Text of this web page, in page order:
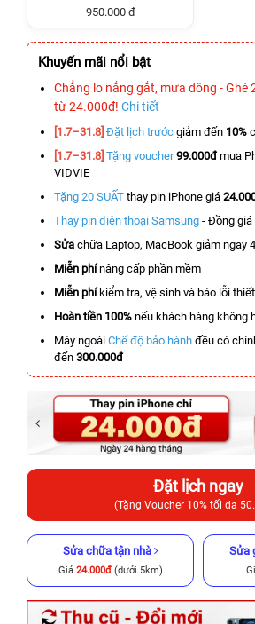
950.000 đ
Khuyến mãi nổi bật
Chẳng lo nắng gắt, mưa dông - Ghé
từ 24.000đ! Chi tiết
[1.7–31.8] Đặt lịch trước giảm đến 10%
[1.7–31.8] Tặng voucher 99.000đmua
VIDVIE
Tặng 20 SUẤT thay pin iPhone giá
Thay pin điện thoại Samsung - Đồng giá
Sửa chữa Laptop, MacBook giảm ngay
Miễn phínâng cấp phần mềm
Miễn phíkiểm tra, vệ sinh và báo lỗi
Hoàn tiền 100% nếu khách hàng không
Máy ngoài Chế độ bảo hành đều có
đến 300.000đ
Đặt lịch ngay
(Tặng Voucher 10% tối đa
Sửa chữa tận nhà
Giá 24.000đ(dưới 5km)
Sửa